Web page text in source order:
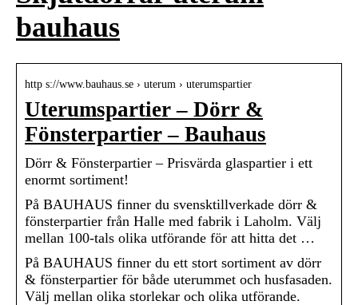
bauhaus
http s://www.bauhaus.se › uterum › uterumspartier
Uterumspartier – Dörr &
Fönsterpartier – Bauhaus
Dörr & Fönsterpartier – Prisvärda glaspartier i ett
enormt sortiment!
På BAUHAUS finner du svensktillverkade dörr &
fönsterpartier från Halle med fabrik i Laholm. Välj
mellan 100-tals olika utförande för att hitta det …
På BAUHAUS finner du ett stort sortiment av dörr
& fönsterpartier för både uterummet och husfasaden.
Välj mellan olika storlekar och olika utförande.